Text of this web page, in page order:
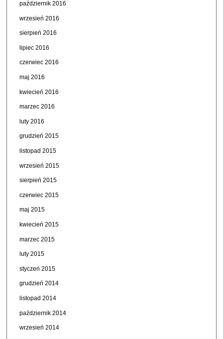
październik 2016
wrzesień 2016
sierpień 2016
lipiec 2016
czerwiec 2016
maj 2016
kwiecień 2016
marzec 2016
luty 2016
grudzień 2015
listopad 2015
wrzesień 2015
sierpień 2015
czerwiec 2015
maj 2015
kwiecień 2015
marzec 2015
luty 2015
styczeń 2015
grudzień 2014
listopad 2014
październik 2014
wrzesień 2014